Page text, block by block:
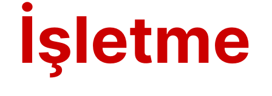
İşletme